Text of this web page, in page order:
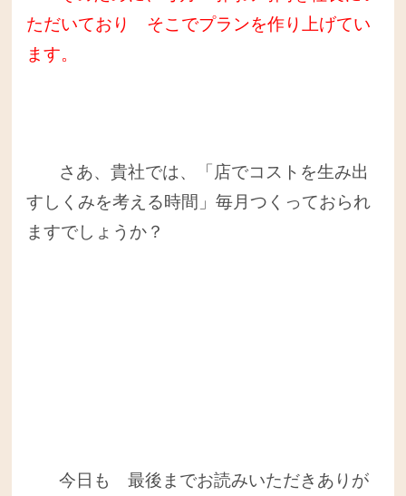
ただいており そこでプランを作り上げてい
ます。
さあ、貴社では、「店でコストを生み出
すしくみを考える時間」毎月つくっておられ
ますでしょうか？
今日も 最後までお読みいただきありが